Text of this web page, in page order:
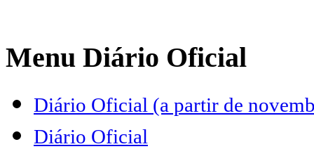
Menu Diário Oficial
Diário Oficial (a partir de
Diário Oficial